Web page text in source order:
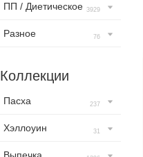
ПП / Диетическое 3929
Разное 76
Коллекции
Пасха 237
Хэллоуин 31